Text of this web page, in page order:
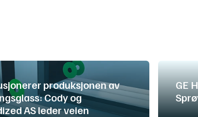
produksjonen av
Cody og
AS leder veien
GE